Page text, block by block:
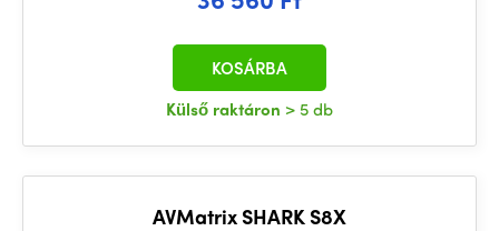
Külső raktáron > 5 db
KOSÁRBA
AVMatrix SHARK S8X